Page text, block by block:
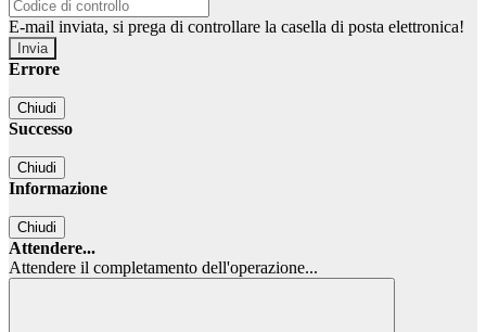
E-mail inviata, si prega di controllare la casella di posta elettronica!
Errore
Chiudi
Successo
Chiudi
Informazione
Chiudi
Attendere...
Attendere il completamento dell'operazione...